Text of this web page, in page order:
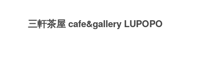
三軒茶屋 cafe&gallery LUPOPO